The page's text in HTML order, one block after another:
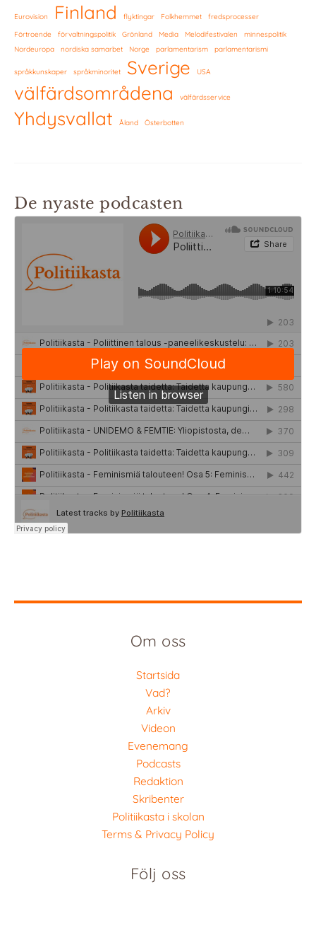
Eurovision Finland flyktingar Folkhemmet
fredsprocesser
Förtroende
förvaltningspolitik Grönland Media Melodifestivalen
minnespolitik
Nordeuropa
nordiska samarbet Norge parlamentarism parlamentarismi
språkkunskaper språkminoritet Sverige USA
välfärdsområdena välfärdsservice
Yhdysvallat Åland Österbotten
De nyaste podcasten
Om oss
Startsida
Vad?
Arkiv
Videon
Evenemang
Podcasts
Redaktion
Skribenter
Politiikasta i skolan
Terms & Privacy Policy
Följ oss